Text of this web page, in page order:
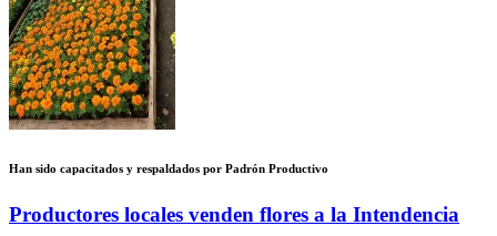
Han sido capacitados y respaldados por Padrón Productivo
Productores locales venden flores a la Intendencia